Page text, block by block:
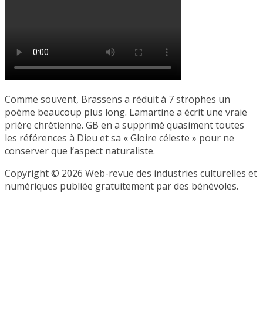
Comme souvent, Brassens a réduit à 7 strophes un
poème beaucoup plus long. Lamartine a écrit une vraie
prière chrétienne. GB en a supprimé quasiment toutes
les références à Dieu et sa « Gloire céleste » pour ne
conserver que l’aspect naturaliste.
Copyright © 2026 Web-revue des industries culturelles et
numériques publiée gratuitement par des bénévoles.